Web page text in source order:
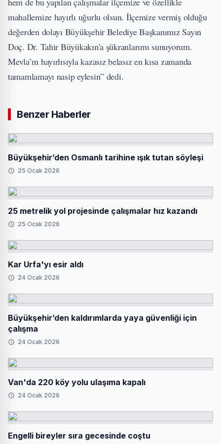
mahallemize hayırlı uğurlu olsun. İlçemize vermiş olduğu
değerden dolayı Büyükşehir Belediye Başkanımız Sayın
Doç. Dr. Tahir Büyükakın'a şükranlarımı sunuyorum.
Mevla’m hayırlısıyla kazasız belasız en kısa zamanda
tamamlamayı nasip eylesin” dedi.
Benzer Haberler
Büyükşehir’den Osmanlı tarihine ışık tutan söyleşi
25 Ocak 2026
25 metrelik yol projesinde çalışmalar hız kazandı
25 Ocak 2026
Kar Urfa'yı esir aldı
24 Ocak 2026
Büyükşehir’den kaldırımlarda yaya güvenliği için
çalışma
24 Ocak 2026
Van'da 220 köy yolu ulaşıma kapalı
24 Ocak 2026
Engelli bireyler sıra gecesinde coştu